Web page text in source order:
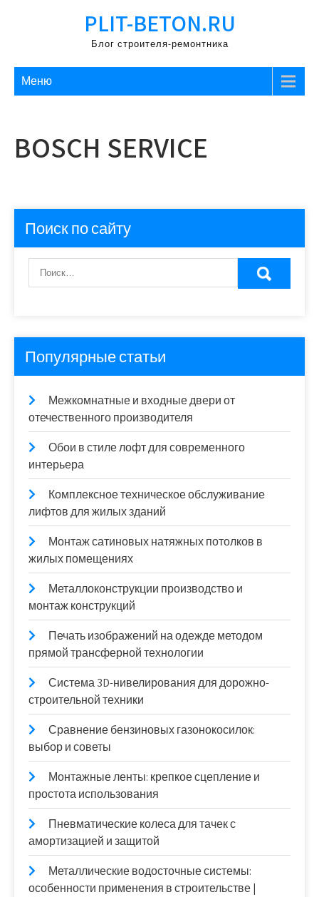
PLIT-BETON.RU
Блог строителя-ремонтника
Меню
BOSCH SERVICE
Поиск по сайту
Популярные статьи
Межкомнатные и входные двери от
отечественного производителя
Обои в стиле лофт для современного
интерьера
Комплексное техническое обслуживание
лифтов для жилых зданий
Монтаж сатиновых натяжных потолков в
жилых помещениях
Металлоконструкции производство и
монтаж конструкций
Печать изображений на одежде методом
прямой трансферной технологии
Система 3D-нивелирования для дорожно-
строительной техники
Сравнение бензиновых газонокосилок:
выбор и советы
Монтажные ленты: крепкое сцепление и
простота использования
Пневматические колеса для тачек с
амортизацией и защитой
Металлические водосточные системы:
особенности применения в строительстве |